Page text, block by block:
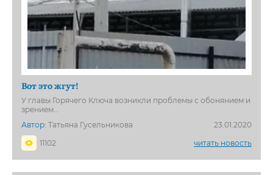
Вот это жгут!
У главы Горячего Ключа возникли проблемы с обонянием и
зрением…
Автор: Татьяна Гусельникова
23.01.2020
11102
читать новость